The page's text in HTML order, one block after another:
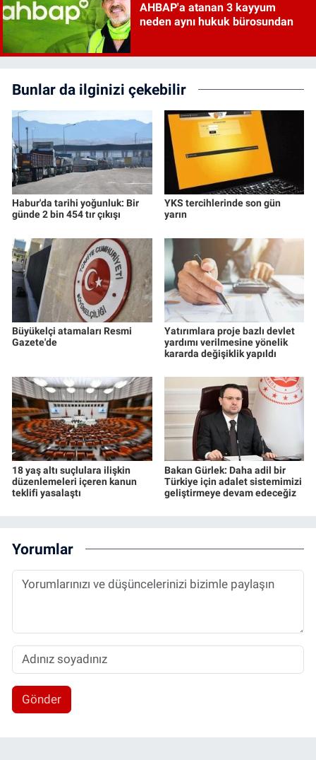
AHBAP'a atanan 3 kayyum
neden aynı hukuk bürosundan
Bunlar da ilginizi çekebilir
Habur'da tarihi yoğunluk: Bir
günde 2 bin 454 tır çıkışı
YKS tercihlerinde son gün
yarın
Büyükelçi atamaları Resmi
Gazete'de
Yatırımlara proje bazlı devlet
yardımı verilmesine yönelik
kararda değişiklik yapıldı
18 yaş altı suçlulara ilişkin
düzenlemeleri içeren kanun
teklifi yasalaştı
Bakan Gürlek: Daha adil bir
Türkiye için adalet sistemimizi
geliştirmeye devam edeceğiz
Yorumlar
Gönder